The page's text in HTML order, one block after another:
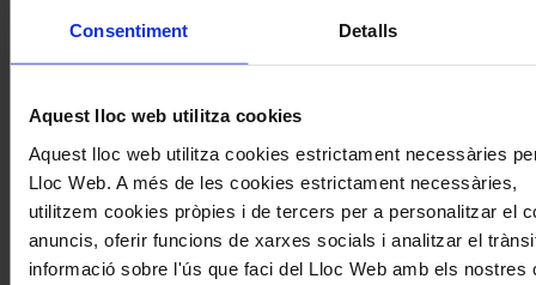
Consentiment Detalls
Aquest lloc web utilitza cookies
Aquest lloc web utilitza cookies estrictament necessàries
Lloc Web. A més de les cookies estrictament necessàries,
utilitzem cookies pròpies i de tercers per a personalitzar el
anuncis, oferir funcions de xarxes socials i analitzar el
informació sobre l'ús que faci del Lloc Web amb els nostres
Concerts
Montserrat Torrent a Peralada: un
debut als 100 anys